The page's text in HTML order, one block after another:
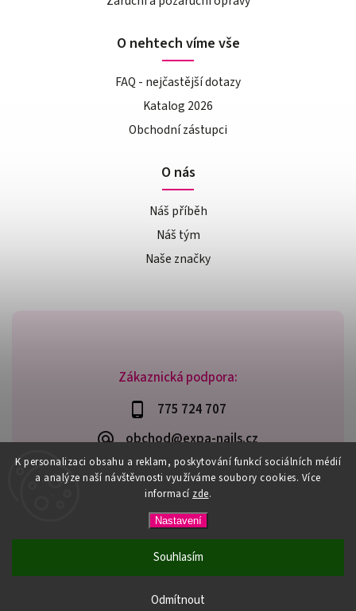
K personalizaci obsahu a reklam, poskytování funkcí sociálních médií
a analýze naší návštěvnosti využíváme soubory cookies. Více
informací zde.
Nastavení
Odmítnout
Souhlasím
PŘI NÁKUPU NAD 600,- MÁTE DOPRAVU ZDARMA / DÁREK K
NÁKUPU! VYBERTE SI HO PŘI OBJEDNÁVCE NAD 1500,- NEBO
Zákaznická podpora:
775 724 707
obchod@expa-nails.cz
O nehtech víme vše
FAQ - nejčastější dotazy
Katalog 2026
Obchodní zástupci
O nás
Náš příběh
Náš tým
Naše značky
Expanails.cz. Všechna práva vyhrazena.
Upravit nastavení cookies
VytvořilShoptet | Design